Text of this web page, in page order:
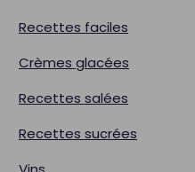
Recettes faciles
Crèmes glacées
Recettes salées
Recettes sucrées